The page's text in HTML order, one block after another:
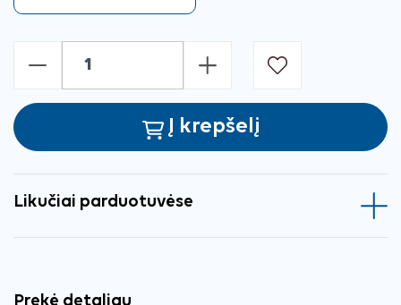
- +
Į krepšelį
Likučiai parduotuvėse
Prekė detaliau